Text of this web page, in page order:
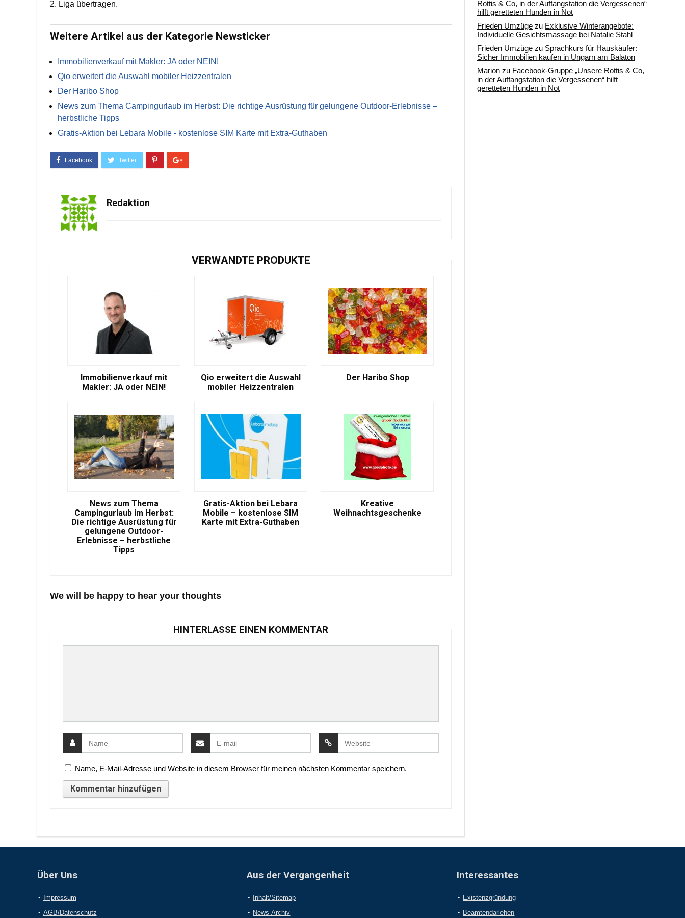
2. Liga übertragen.
Weitere Artikel aus der Kategorie Newsticker
Immobilienverkauf mit Makler: JA oder NEIN!
Qio erweitert die Auswahl mobiler Heizzentralen
Der Haribo Shop
News zum Thema Campingurlaub im Herbst: Die richtige Ausrüstung für gelungene Outdoor-Erlebnisse –
herbstliche Tipps
Gratis-Aktion bei Lebara Mobile - kostenlose SIM Karte mit Extra-Guthaben
Redaktion
VERWANDTE PRODUKTE
Immobilienverkauf mit
Makler: JA oder NEIN!
Qio erweitert die Auswahl
mobiler Heizzentralen
Der Haribo Shop
News zum Thema
Campingurlaub im Herbst:
Die richtige Ausrüstung für
gelungene Outdoor-
Erlebnisse – herbstliche
Tipps
Gratis-Aktion bei Lebara
Mobile – kostenlose SIM
Karte mit Extra-Guthaben
Kreative
Weihnachtsgeschenke
We will be happy to hear your thoughts
HINTERLASSE EINEN KOMMENTAR
Name, E-Mail-Adresse und Website in diesem Browser für meinen nächsten Kommentar speichern.
Rottis & Co, in der Auffangstation die Vergessenen“
hilft geretteten Hunden in Not
Frieden Umzüge zu Exklusive Winterangebote:
Individuelle Gesichtsmassage bei Natalie Stahl
Frieden Umzüge zu Sprachkurs für Hauskäufer:
Sicher Immobilien kaufen in Ungarn am Balaton
Marion zu Facebook-Gruppe „Unsere Rottis & Co,
in der Auffangstation die Vergessenen“ hilft
geretteten Hunden in Not
Über Uns
Impressum
AGB/Datenschutz
Aus der Vergangenheit
Inhalt/Sitemap
News-Archiv
Interessantes
Existenzgründung
Beamtendarlehen